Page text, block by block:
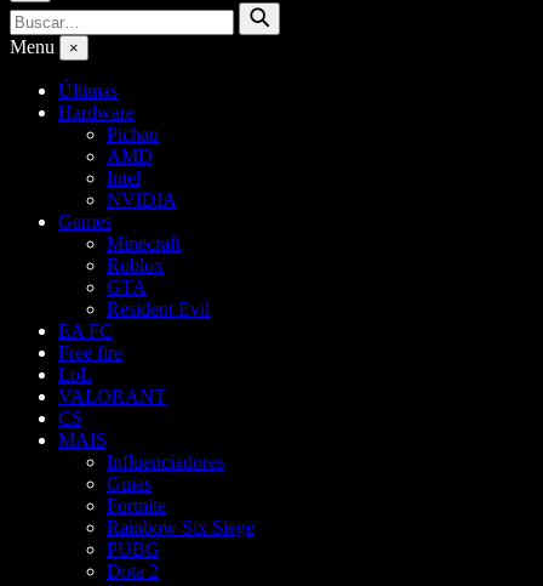
Buscar
por:
Buscar
Menu ×
Últimas
Hardware
Pichau
AMD
Intel
NVIDIA
Games
Minecraft
Roblox
GTA
Resident Evil
EA FC
Free fire
LoL
VALORANT
CS
MAIS
Influenciadores
Guias
Fortnite
Rainbow Six Siege
PUBG
Dota 2